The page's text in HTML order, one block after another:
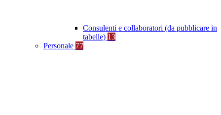
Consulenti e collaboratori (da pubblicare in
tabelle) 13
Personale 77